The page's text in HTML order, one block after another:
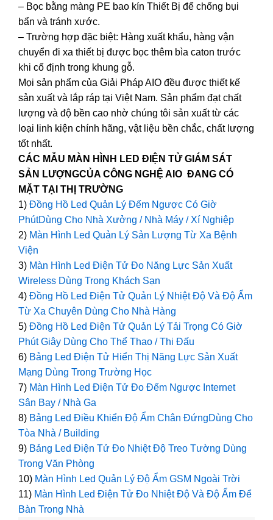
– Bọc bằng màng PE bao kín Thiết Bị để chống bụi
bẩn và tránh xước.
– Trường hợp đặc biệt: Hàng xuất khẩu, hàng vận
chuyển đi xa thiết bị được bọc thêm bìa caton trước
khi cố định trong khung gỗ.
Mọi sản phẩm của Giải Pháp AIO đều được thiết kế
sản xuất và lắp ráp tại Việt Nam. Sản phẩm đạt chất
lượng và độ bền cao nhờ chúng tôi sản xuất từ các
loại linh kiện chính hãng, vật liệu bền chắc, chất lượng
tốt nhất.
CÁC MẪU MÀN HÌNH LED ĐIỆN TỬ GIÁM SÁT
SẢN LƯỢNGCỦA CÔNG NGHỆ AIO ĐANG CÓ
MẶT TẠI THỊ TRƯỜNG
1) Đồng Hồ Led Quản Lý Đếm Ngược Có Giờ
PhútDùng Cho Nhà Xưởng / Nhà Máy / Xí Nghiệp
2) Màn Hình Led Quản Lý Sản Lượng Từ Xa Bệnh
Viện
3) Màn Hình Led Điện Tử Đo Năng Lực Sản Xuất
Wireless Dùng Trong Khách Sạn
4) Đồng Hồ Led Điện Tử Quản Lý Nhiệt Độ Và Độ Ẩm
Từ Xa Chuyên Dùng Cho Nhà Hàng
5) Đồng Hồ Led Điện Tử Quản Lý Tải Trọng Có Giờ
Phút Giây Dùng Cho Thể Thao / Thi Đấu
6) Bảng Led Điện Tử Hiển Thị Năng Lực Sản Xuất
Mạng Dùng Trong Trường Học
7) Màn Hình Led Điện Tử Đo Đếm Ngược Internet
Sân Bay / Nhà Ga
8) Bảng Led Điều Khiển Độ Ẩm Chân ĐứngDùng Cho
Tòa Nhà / Building
9) Bảng Led Điện Tử Đo Nhiệt Độ Treo Tường Dùng
Trong Văn Phòng
10) Màn Hình Led Quản Lý Độ Ẩm GSM Ngoài Trời
11) Màn Hình Led Điện Tử Đo Nhiệt Độ Và Độ Ẩm Để
Bàn Trong Nhà